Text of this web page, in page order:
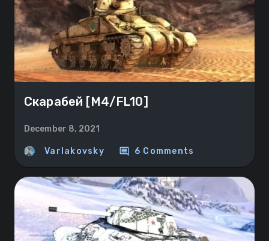
Скарабей [M4/FL10]
December 8, 2021
Varlakovsky comment 6 Comments